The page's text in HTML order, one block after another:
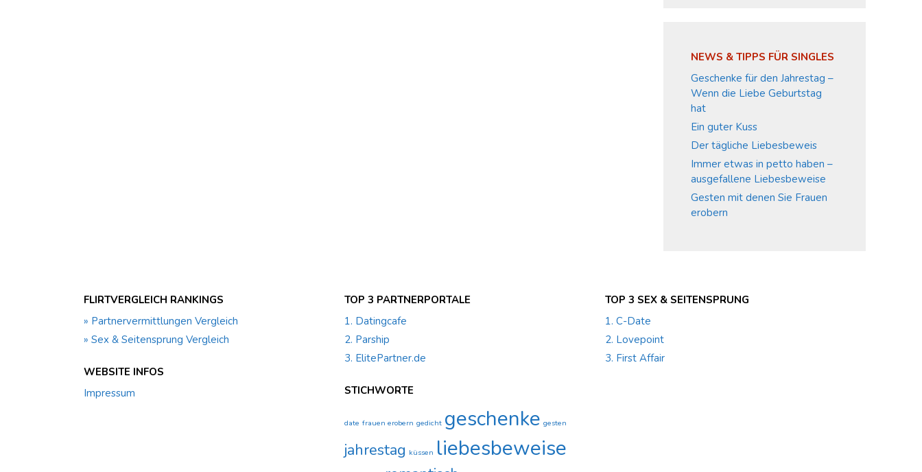
NEWS & TIPPS FÜR SINGLES
Geschenke für den Jahrestag –
Wenn die Liebe Geburtstag
hat
Ein guter Kuss
Der tägliche Liebesbeweis
Immer etwas in petto haben –
ausgefallene Liebesbeweise
Gesten mit denen Sie Frauen
erobern
FLIRTVERGLEICH RANKINGS
» Partnervermittlungen Vergleich
» Sex & Seitensprung Vergleich
WEBSITE INFOS
Impressum
TOP 3 PARTNERPORTALE
1. Datingcafe
2. Parship
3. ElitePartner.de
STICHWORTE
date frauen erobern gedicht geschenke gesten
jahrestag küssen liebesbeweise
TOP 3 SEX & SEITENSPRUNG
1. C-Date
2. Lovepoint
3. First Affair